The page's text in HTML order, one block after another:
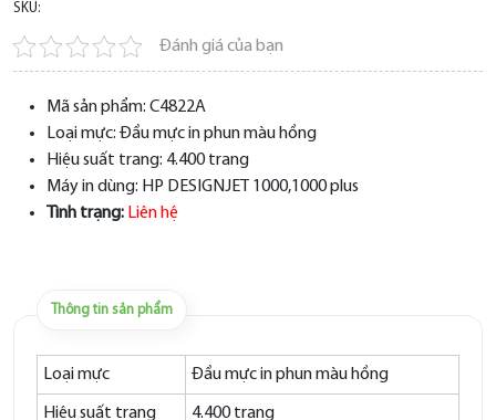
SKU:
Đánh giá của bạn
Mã sản phẩm: C4822A
Loại mực: Đầu mực in phun màu hồng
Hiệu suất trang: 4.400 trang
Máy in dùng: HP DESIGNJET 1000,1000 plus
Tình trạng: Liên hệ
Thông tin sản phẩm
Loại mực Đầu mực in phun màu hồng
Hiệu suất trang 4.400 trang